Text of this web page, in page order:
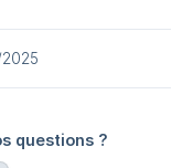
questions ?